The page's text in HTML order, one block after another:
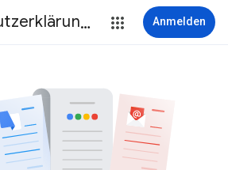
Datenschutzerklärung & Nutzungsbedingungen Anmelden